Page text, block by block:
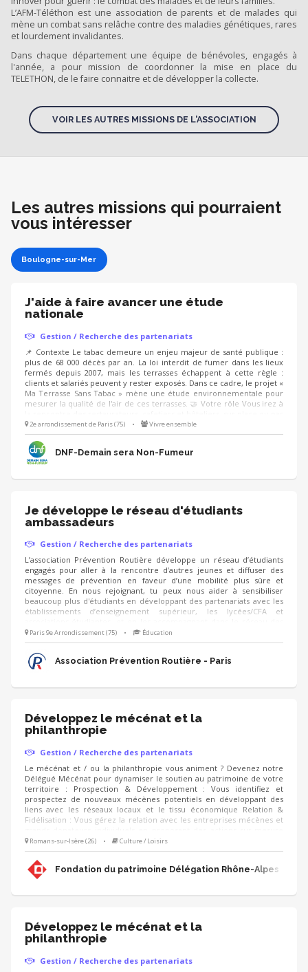
L’AFM-Téléthon est une association de parents et de malades qui
mène un combat sans relâche contre des maladies génétiques, rares
et lourdement invalidantes.
Dans chaque département une équipe de bénévoles, engagés à
l'année, a pour mission de coordonner la mise en place du
TELETHON, de le faire connaitre et de développer la collecte.
VOIR LES AUTRES MISSIONS DE L'ASSOCIATION
Les autres missions qui pourraient
vous intéresser
Boulogne-sur-Mer
J'aide à faire avancer une étude
nationale
Gestion / Recherche des partenariats
📌 Contexte Le tabac demeure un enjeu majeur de santé publique :
plus de 68 000 décès par an. La loi interdit de fumer dans les lieux
fermés depuis 2007, mais les terrasses échappent à cette règle :
clients et salariés peuvent y rester exposés. Dans ce cadre, le projet «
Ma Terrasse Sans Tabac » mène une étude environnementale pour
mesurer la qualité de l'air de ces terrasses. 🤝 Votre rôle Vous irez à
téléphone : 5 à 10 minutes pour présenter la démarche, recueillir
leur accord et fixer une date. Les équipes de l'étude réalisent ensuite
la mesure.
2e arrondissement de Paris (75) • Vivre ensemble
DNF-Demain sera Non-Fumeur
Je développe le réseau d'étudiants
ambassadeurs
Gestion / Recherche des partenariats
L’association Prévention Routière développe un réseau d’étudiants
engagés pour aller à la rencontre d’autres jeunes et diffuser des
messages de prévention en faveur d’une mobilité plus sûre et
citoyenne. En nous rejoignant, tu peux nous aider à sensibiliser
beaucoup plus d'étudiants en développant des partenariats avec les
établissements d’enseignement supérieur, les lycées/CFA et
étudiants ambassadeurs ! - identification d'établissements et réseaux
associatifs - prise de contact, présentation et mise en lien avec
l'équipe de permanents - organisation d’ateliers découverte auprès
des étudiants - aide au montage d'actions
Paris 9e Arrondissement (75) • Éducation
Association Prévention Routière - Paris
Développez le mécénat et la
philanthropie
Gestion / Recherche des partenariats
Le mécénat et / ou la philanthropie vous animent ? Devenez notre
Délégué Mécénat pour dynamiser le soutien au patrimoine de votre
territoire : Prospection & Développement : Vous identifiez et
prospectez de nouveaux mécènes potentiels en développant des
liens avec les réseaux locaux et le tissu économique Relation &
Fidélisation : Vous gérez la relation avec les entreprises mécènes et
(visites privées, événements, rencontres, animation du club de
mécènes). Accompagnement de projets : Vous proposez aux
mécènes les projets de sauvegarde du patrimoine à soutenir et
déployez les campagnes d'appels aux dons (IFI, Noël).
Romans-sur-Isère (26) • Culture / Loisirs
Fondation du patrimoine Délégation Rhône-Alpes
Développez le mécénat et la
philanthropie
Gestion / Recherche des partenariats